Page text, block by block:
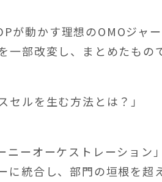
が動かす理想のOMOジャ
部改変し、まとめたもので
セルを生む方法とは？」
ーオーケストレーション」
統合し、部門の垣根を超